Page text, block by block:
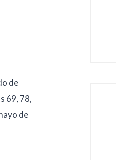
de
69, 78,
de